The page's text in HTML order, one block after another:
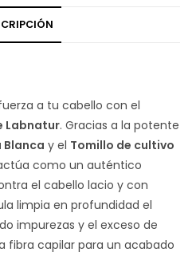
a tu cabello con el
Labnatur. Gracias a la potente
y el Tomillo de cultivo
como un auténtico
el cabello lacio y con
limpia en profundidad el
impurezas y el exceso de
fibra capilar para un acabado